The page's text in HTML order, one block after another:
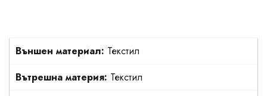
Външен материал: Текстил
Вътрешна материя: Текстил